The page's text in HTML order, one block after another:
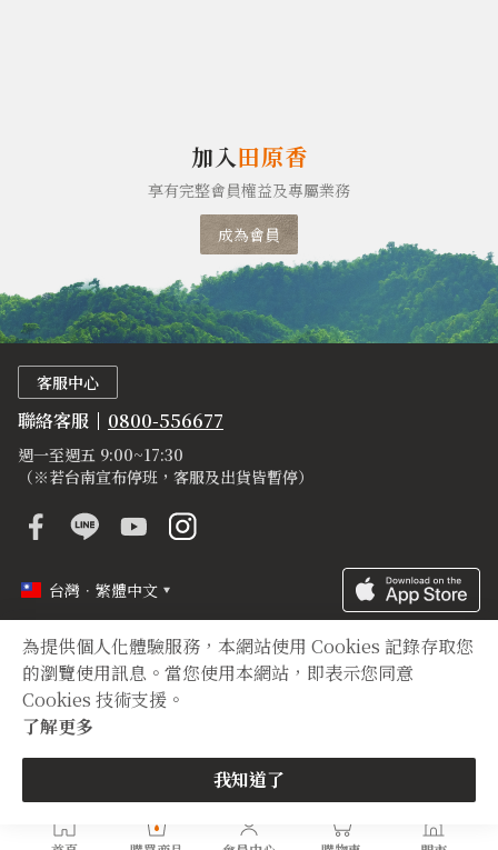
為提供個人化體驗服務，本網站使用 Cookies 記錄存取您
的瀏覽使用訊息。當您使用本網站，即表示您同意
Cookies 技術支援。
了解更多
我知道了
加入田原香
享有完整會員權益及專屬業務
成為會員
客服中心
聯絡客服 0800-556677
週一至週五 9:00~17:30
（※若台南宣布停班，客服及出貨皆暫停）
台灣．繁體中文
定型化契約 隱私權聲明
登錄字號
Copyright © 2012 TIAN YUAN XIANG All right reserved.